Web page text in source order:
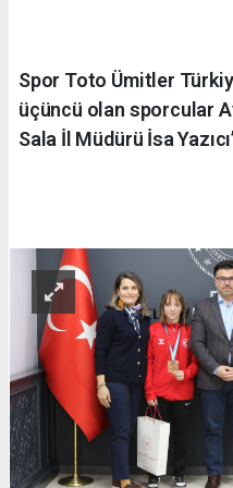
Spor Toto Ümitler
üçüncü olan sporcular
Sala İl Müdürü İsa